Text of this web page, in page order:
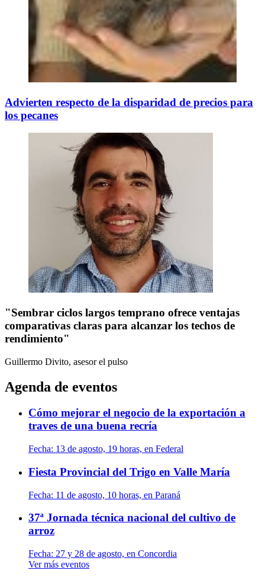
Advierten respecto de la disparidad de precios para
los pecanes
"Sembrar ciclos largos temprano ofrece ventajas
comparativas claras para alcanzar los techos de
rendimiento"
Guillermo Divito, asesor el pulso
Agenda de eventos
Cómo mejorar el negocio de la exportación a
traves de una buena recría
Fecha: 13 de agosto, 19 horas, en Federal
Fiesta Provincial del Trigo en Valle María
Fecha: 11 de agosto, 10 horas, en Paraná
37ª Jornada técnica nacional del cultivo de
arroz
Fecha: 27 y 28 de agosto, en Concordia
Ver más eventos